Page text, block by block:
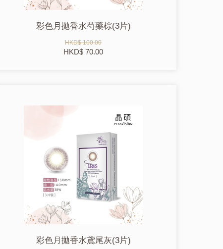
彩色月拋香水芍藥棕(3片)
HKD$ 100.00
HKD$ 70.00
彩色月拋香水鳶尾灰(3片)